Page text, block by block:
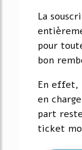
La
pour
bon
En effet,
en
part
ticket